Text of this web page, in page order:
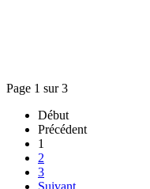
Page 1 sur 3
Début
Précédent
1
2
3